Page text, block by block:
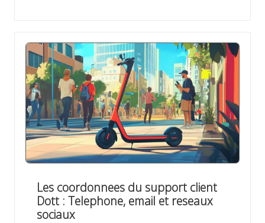
Les coordonnees du support client
Dott : Telephone, email et reseaux
sociaux